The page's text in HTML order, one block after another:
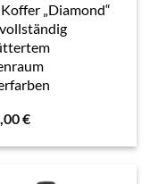
„Diamond“
€